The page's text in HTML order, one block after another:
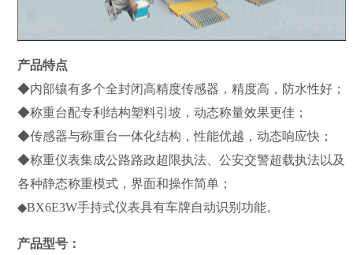
产品特点
◆内部镶有多个全封闭高精度传感器，精度高，防水性好；
◆称重台配专利结构塑料引坡，动态称量效果更佳；
◆传感器与称重台一体化结构，性能优越，动态响应快；
◆称重仪表集成公路路政超限执法、公安交警超载执法以及
各种静态称重模式，界面和操作简单；
◆BX6E3W手持式仪表具有车牌自动识别功能。
产品型号：